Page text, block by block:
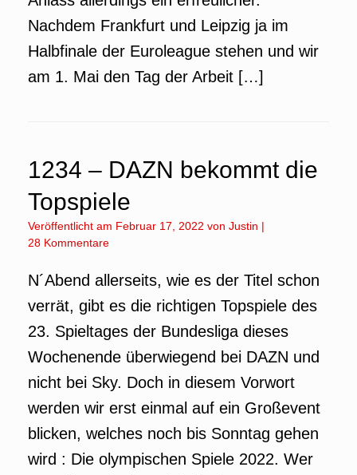
Nachdem Frankfurt und Leipzig ja im
Halbfinale der Euroleague stehen und wir
am 1. Mai den Tag der Arbeit […]
1234 – DAZN bekommt die
Topspiele
Veröffentlicht am Februar 17, 2022 von Justin |
28 Kommentare
N´Abend allerseits, wie es der Titel schon
verrät, gibt es die richtigen Topspiele des
23. Spieltages der Bundesliga dieses
Wochenende überwiegend bei DAZN und
nicht bei Sky. Doch in diesem Vorwort
werden wir erst einmal auf ein Großevent
blicken, welches noch bis Sonntag gehen
wird : Die olympischen Spiele 2022. Wer